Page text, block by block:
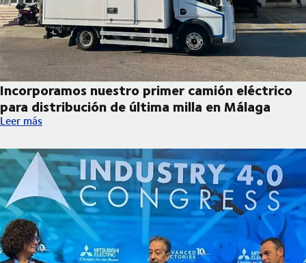
Incorporamos nuestro primer camión eléctrico
para distribución de última milla en Málaga
Incorporamos nuestro primer camión eléctrico para
Leer más